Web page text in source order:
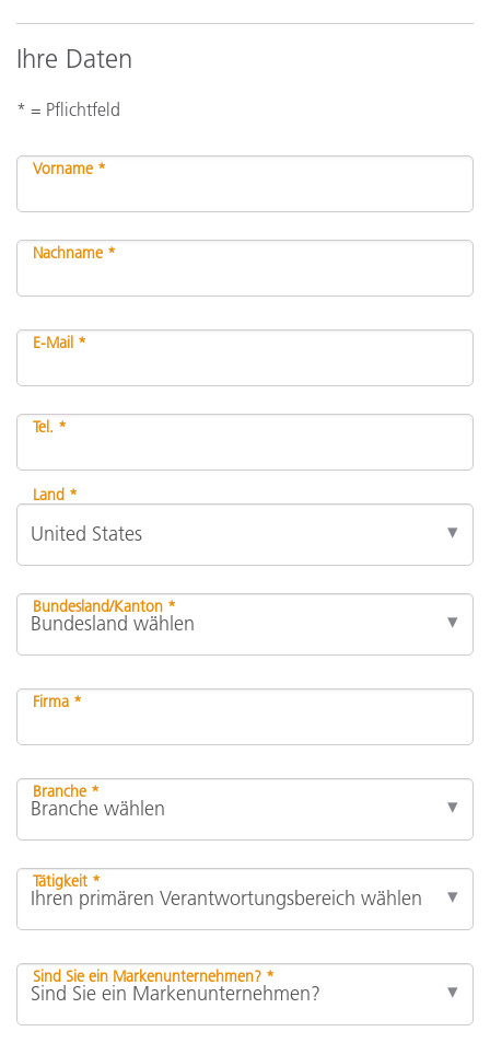
Ihre Daten
* = Pflichtfeld
Vorname *
Nachname *
E-Mail *
Tel. *
Land *
Bundesland/Kanton *
Firma *
Branche *
Tätigkeit *
Sind Sie ein Markenunternehmen? *